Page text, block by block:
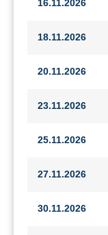
16.11.2026
18.11.2026
20.11.2026
23.11.2026
25.11.2026
27.11.2026
30.11.2026